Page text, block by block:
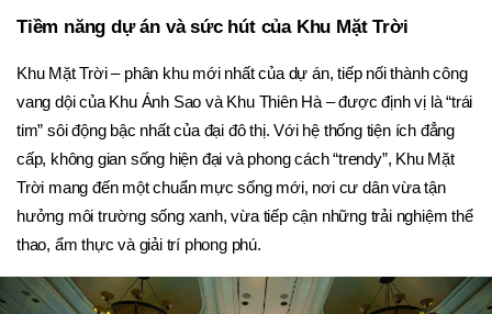
Tiềm năng dự án và sức hút của Khu Mặt Trời
Khu Mặt Trời – phân khu mới nhất của dự án, tiếp nối thành công
vang dội của Khu Ánh Sao và Khu Thiên Hà – được định vị là “trái
tim” sôi động bậc nhất của đại đô thị. Với hệ thống tiện ích đẳng
cấp, không gian sống hiện đại và phong cách “trendy”, Khu Mặt
Trời mang đến một chuẩn mực sống mới, nơi cư dân vừa tận
hưởng môi trường sống xanh, vừa tiếp cận những trải nghiệm thể
thao, ẩm thực và giải trí phong phú.